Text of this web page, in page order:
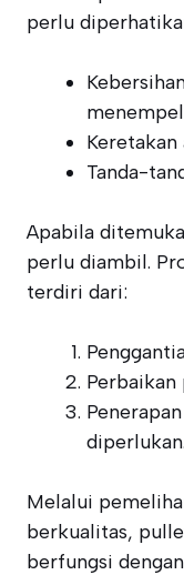
perlu
menempel
Tanda-
Apabila
perlu diambil.
terdiri dari:
Perbaikan
diperlukan.
Melalui
berkualitas,
berfungsi